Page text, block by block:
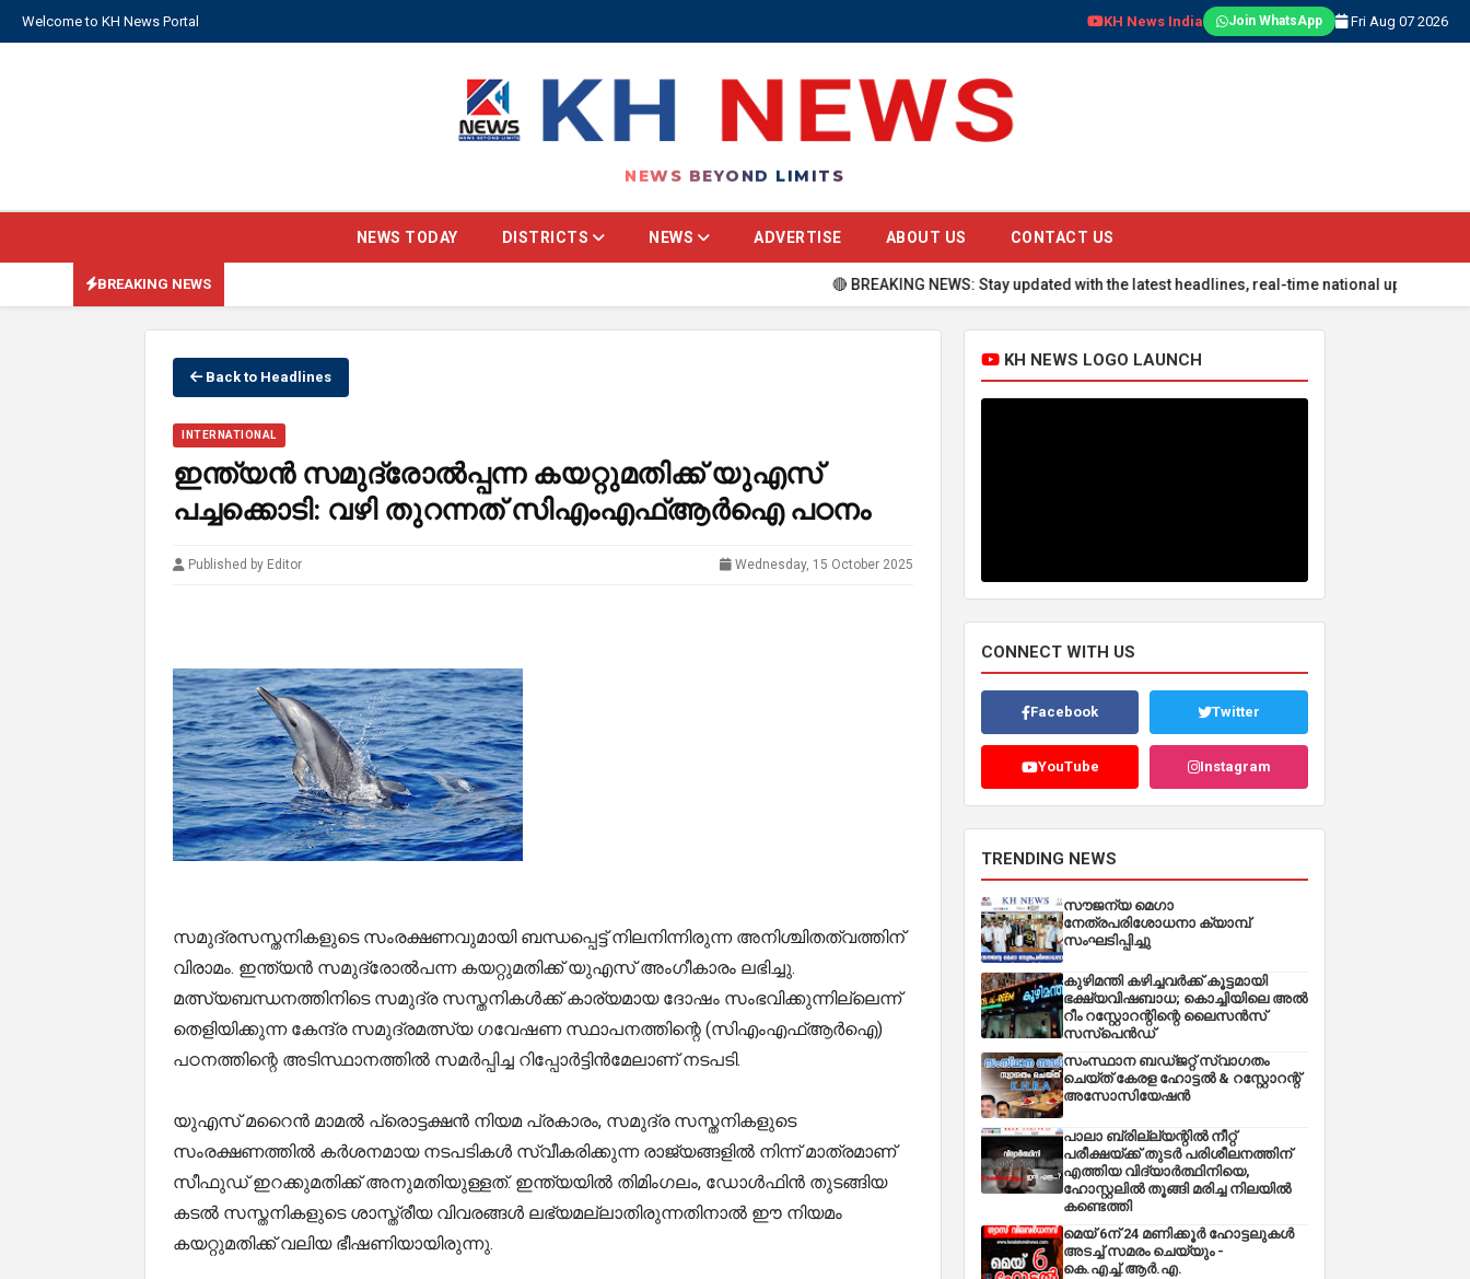
Welcome to KH News Portal KH News India Join WhatsApp Fri Aug 07 2026
NEWS BEYOND LIMITS
NEWS TODAY DISTRICTS NEWS ADVERTISE ABOUT US CONTACT US
BREAKING NEWS 🔴 BREAKING NEWS: Stay updated with the latest headlines, real-time national updates, global
Back to Headlines
INTERNATIONAL
ഇന്ത്യന്‍ സമുദ്രോല്‍പ്പന്ന കയറ്റുമതിക്ക് യുഎസ്
പച്ചക്കൊടി: വഴി തുറന്നത് സിഎംഎഫ്ആര്‍ഐ പഠനം
Published by Editor Wednesday, 15 October 2025
സമുദ്രസസ്തനികളുടെ സംരക്ഷണവുമായി ബന്ധപ്പെട്ട് നിലനിന്നിരുന്ന അനിശ്ചിതത്വത്തിന്
വിരാമം. ഇന്ത്യന്‍ സമുദ്രോല്‍പന്ന കയറ്റുമതിക്ക് യുഎസ് അംഗീകാരം ലഭിച്ചു.
മത്സ്യബന്ധനത്തിനിടെ സമുദ്ര സസ്തനികള്‍ക്ക് കാര്യമായ ദോഷം സംഭവിക്കുന്നില്ലെന്ന്
തെളിയിക്കുന്ന കേന്ദ്ര സമുദ്രമത്സ്യ ഗവേഷണ സ്ഥാപനത്തിന്റെ (സിഎംഎഫ്ആര്‍ഐ)
പഠനത്തിന്റെ അടിസ്ഥാനത്തില്‍ സമര്‍പ്പിച്ച റിപ്പോര്‍ട്ടിന്‍മേലാണ് നടപടി.
യുഎസ് മറൈന്‍ മാമല്‍ പ്രൊട്ടക്ഷന്‍ നിയമ പ്രകാരം, സമുദ്ര സസ്തനികളുടെ
സംരക്ഷണത്തില്‍ കര്‍ശനമായ നടപടികള്‍ സ്വീകരിക്കുന്ന രാജ്യങ്ങളില്‍ നിന്ന് മാത്രമാണ്
സീഫുഡ് ഇറക്കുമതിക്ക് അനുമതിയുള്ളത്. ഇന്ത്യയില്‍ തിമിംഗലം, ഡോള്‍ഫിന്‍ തുടങ്ങിയ
കടല്‍ സസ്തനികളുടെ ശാസ്ത്രീയ വിവരങ്ങള്‍ ലഭ്യമല്ലാതിരുന്നതിനാല്‍ ഈ നിയമം
കയറ്റുമതിക്ക് വലിയ ഭീഷണിയായിരുന്നു.
KH NEWS LOGO LAUNCH
CONNECT WITH US
Facebook Twitter
YouTube Instagram
TRENDING NEWS
സൗജന്യ മെഗാ
നേത്രപരിശോധനാ ക്യാമ്പ്
സംഘടിപ്പിച്ചു
കുഴിമന്തി കഴിച്ചവർക്ക് കൂട്ടമായി
ഭക്ഷ്യവിഷബാധ; കൊച്ചിയിലെ അൽ
റീം റസ്റ്റോറന്റിന്റെ ലൈസൻസ്
സസ്പെൻഡ്
സംസ്ഥാന ബഡ്‌ജറ്റ് സ്വാഗതം
ചെയ്ത് കേരള ഹോട്ടൽ & റസ്റ്റോറന്റ്
അസോസിയേഷൻ
പാലാ ബ്രില്ല്യന്റിൽ നീറ്റ്
പരീക്ഷയ്ക്ക് തുടർ പരിശീലനത്തിന്
എത്തിയ വിദ്യാർത്ഥിനിയെ,
ഹോസ്റ്റലിൽ തൂങ്ങി മരിച്ച നിലയിൽ
കണ്ടെത്തി
മെയ് 6ന് 24 മണിക്കൂർ ഹോട്ടലുകൾ
അടച്ച് സമരം ചെയ്യും -
കെ.എച്ച്.ആർ.എ.